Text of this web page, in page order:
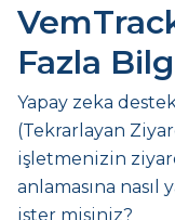
Fazla
Yapay zeka
(Tekrarlayan
işletmenizin
anlamasına
ister misiniz?